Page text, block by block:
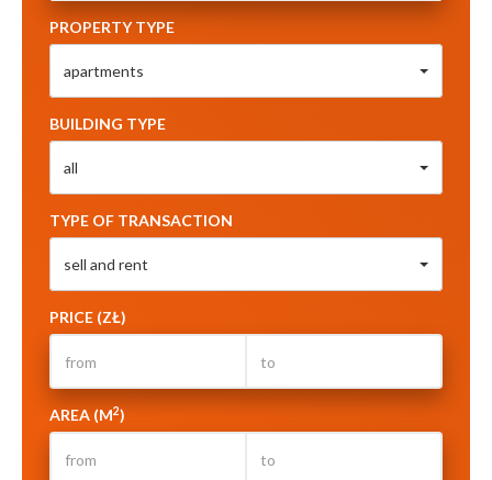
PROPERTY TYPE
apartments
BUILDING TYPE
all
TYPE OF TRANSACTION
sell and rent
PRICE (ZŁ)
AREA (M2)